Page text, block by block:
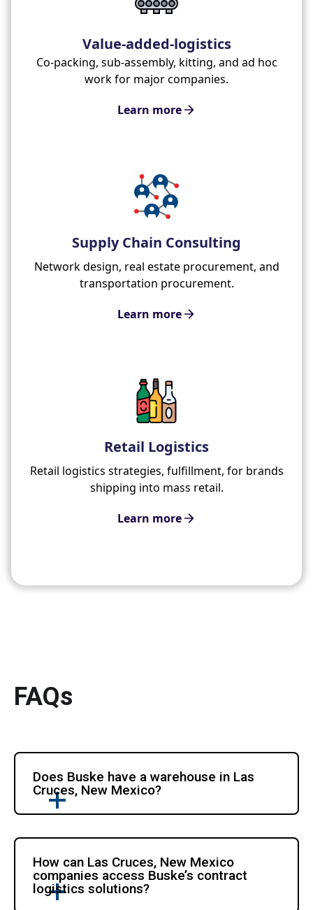
Value-added-logistics
Co-packing, sub-assembly, kitting, and ad hoc
work for major companies.
Learn more
Supply Chain Consulting
Network design, real estate procurement, and
transportation procurement.
Learn more
Retail Logistics
Retail logistics strategies, fulfillment, for brands
shipping into mass retail.
Learn more
FAQs
Does Buske have a warehouse in Las
Cruces, New Mexico?
How can Las Cruces, New Mexico
companies access Buske’s contract
logistics solutions?